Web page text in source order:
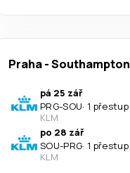
Praha-Southampton
pá 25 zář
PRG-SOU· 1 přestup
KLM
po 28 zář
SOU-PRG· 1 přestup
KLM